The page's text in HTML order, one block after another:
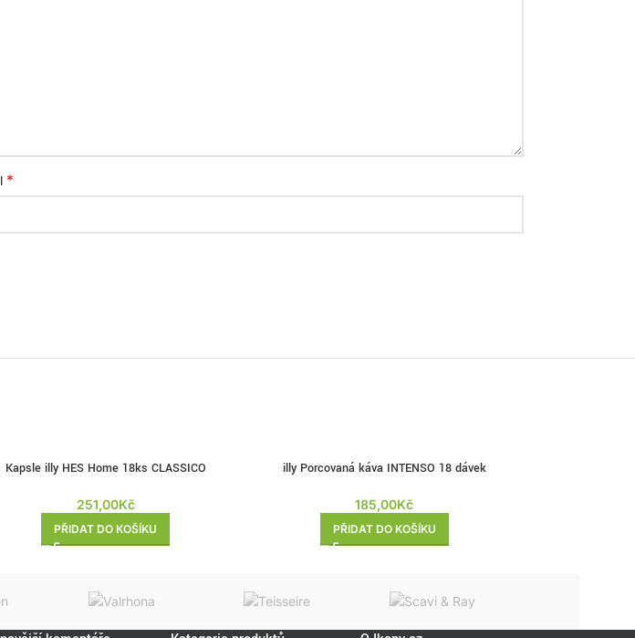
*
Kapsle illy HES Home 18ks CLASSICO
251,00Kč
PŘIDAT DO KOŠÍKU
illy Porcovaná káva INTENSO 18 dávek
185,00Kč
PŘIDAT DO KOŠÍKU